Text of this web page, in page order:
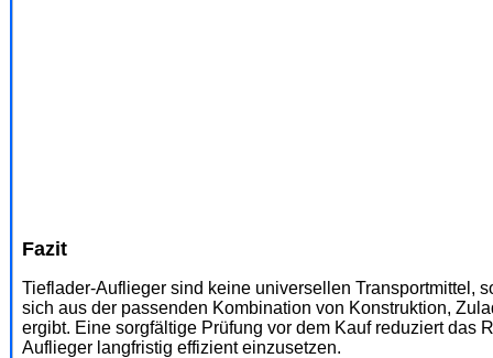
Fazit
Tieflader-Auflieger sind keine universellen Transportmittel,
sich aus der passenden Kombination von Konstruktion,
ergibt. Eine sorgfältige Prüfung vor dem Kauf reduziert das
Auflieger langfristig effizient einzusetzen.